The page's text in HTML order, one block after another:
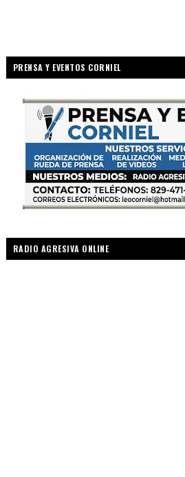
PRENSA Y EVENTOS CORNIEL
RADIO AGRESIVA ONLINE